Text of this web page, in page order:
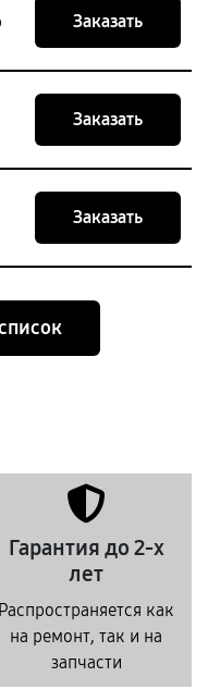
Заказать
Заказать
Заказать
Гарантия до 2-х
лет
Распространяется как
на ремонт, так и на
запчасти